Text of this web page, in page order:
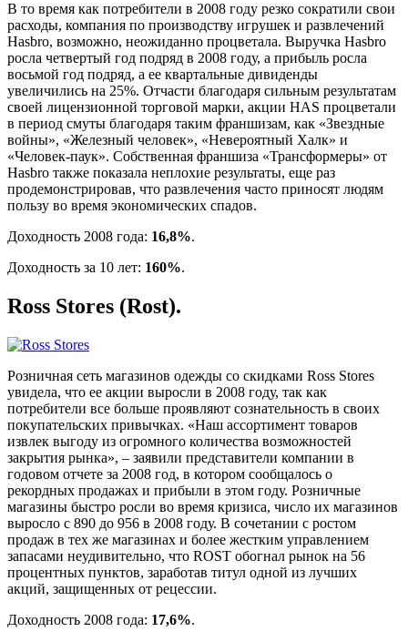
В то время как потребители в 2008 году резко сократили свои
расходы, компания по производству игрушек и развлечений
Hasbro, возможно, неожиданно процветала. Выручка Hasbro
росла четвертый год подряд в 2008 году, а прибыль росла
восьмой год подряд, а ее квартальные дивиденды
увеличились на 25%. Отчасти благодаря сильным результатам
своей лицензионной торговой марки, акции HAS процветали
в период смуты благодаря таким франшизам, как «Звездные
войны», «Железный человек», «Невероятный Халк» и
«Человек-паук». Собственная франшиза «Трансформеры» от
Hasbro также показала неплохие результаты, еще раз
продемонстрировав, что развлечения часто приносят людям
пользу во время экономических спадов.
Доходность 2008 года: 16,8%.
Доходность за 10 лет: 160%.
Ross Stores (Rost).
Розничная сеть магазинов одежды со скидками Ross Stores
увидела, что ее акции выросли в 2008 году, так как
потребители все больше проявляют сознательность в своих
покупательских привычках. «Наш ассортимент товаров
извлек выгоду из огромного количества возможностей
закрытия рынка», – заявили представители компании в
годовом отчете за 2008 год, в котором сообщалось о
рекордных продажах и прибыли в этом году. Розничные
магазины быстро росли во время кризиса, число их магазинов
выросло с 890 до 956 в 2008 году. В сочетании с ростом
продаж в тех же магазинах и более жестким управлением
запасами неудивительно, что ROST обогнал рынок на 56
процентных пунктов, заработав титул одной из лучших
акций, защищенных от рецессии.
Доходность 2008 года: 17,6%.